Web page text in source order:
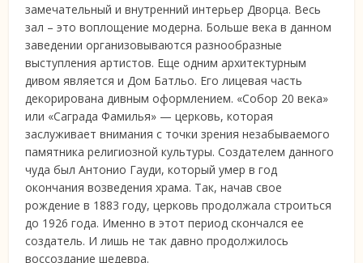
замечательный и внутренний интерьер Дворца. Весь
зал – это воплощение модерна. Больше века в данном
заведении организовываются разнообразные
выступления артистов. Еще одним архитектурным
дивом является и Дом Батльо. Его лицевая часть
декорирована дивным оформлением. «Собор 20 века»
или «Саграда Фамилья» — церковь, которая
заслуживает внимания с точки зрения незабываемого
памятника религиозной культуры. Создателем данного
чуда был Антонио Гауди, который умер в год
окончания возведения храма. Так, начав свое
рождение в 1883 году, церковь продолжала строиться
до 1926 года. Именно в этот период скончался ее
создатель. И лишь не так давно продолжилось
воссоздание шедевра.